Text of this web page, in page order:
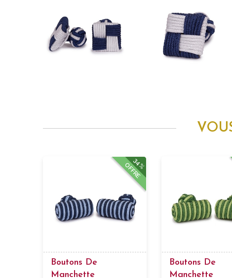
34%
OFFRE
Boutons De
Manchette
Boutons De
Manchette